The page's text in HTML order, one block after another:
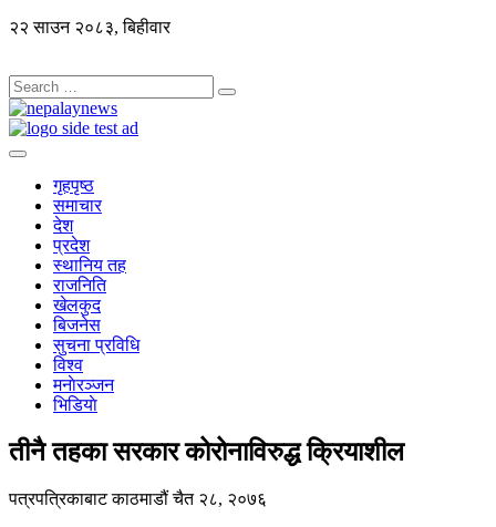
२२ साउन २०८३, बिहीवार
गृहपृष्ठ
समाचार
देश
प्रदेश
स्थानिय तह
राजनिति
खेलकुद
बिजनेस
सुचना प्रविधि
विश्व
मनाेरञ्जन
भिडियाे
तीनै तहका सरकार कोरोनाविरुद्ध क्रियाशील
पत्रपत्रिकाबाटकाठमाडौंचैत २८, २०७६